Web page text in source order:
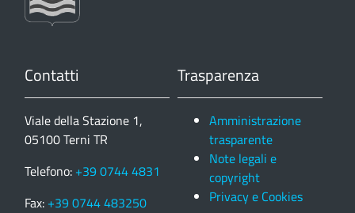
Contatti
Viale della Stazione 1,
05100 Terni TR
Telefono: +39 0744 4831
Fax: +39 0744 483250
Trasparenza
Amministrazione
trasparente
Note legali e
copyright
Privacy e Cookies